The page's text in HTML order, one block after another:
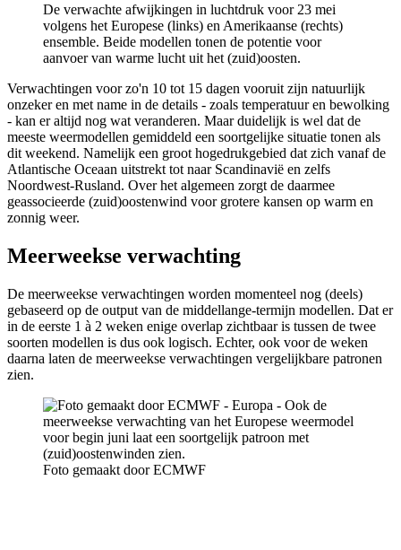
De verwachte afwijkingen in luchtdruk voor 23 mei
volgens het Europese (links) en Amerikaanse (rechts)
ensemble. Beide modellen tonen de potentie voor
aanvoer van warme lucht uit het (zuid)oosten.
Verwachtingen voor zo'n 10 tot 15 dagen vooruit zijn natuurlijk
onzeker en met name in de details - zoals temperatuur en bewolking
- kan er altijd nog wat veranderen. Maar duidelijk is wel dat de
meeste weermodellen gemiddeld een soortgelijke situatie tonen als
dit weekend. Namelijk een groot hogedrukgebied dat zich vanaf de
Atlantische Oceaan uitstrekt tot naar Scandinavië en zelfs
Noordwest-Rusland. Over het algemeen zorgt de daarmee
geassocieerde (zuid)oostenwind voor grotere kansen op warm en
zonnig weer.
Meerweekse verwachting
De meerweekse verwachtingen worden momenteel nog (deels)
gebaseerd op de output van de middellange-termijn modellen. Dat er
in de eerste 1 à 2 weken enige overlap zichtbaar is tussen de twee
soorten modellen is dus ook logisch. Echter, ook voor de weken
daarna laten de meerweekse verwachtingen vergelijkbare patronen
zien.
Foto gemaakt door ECMWF